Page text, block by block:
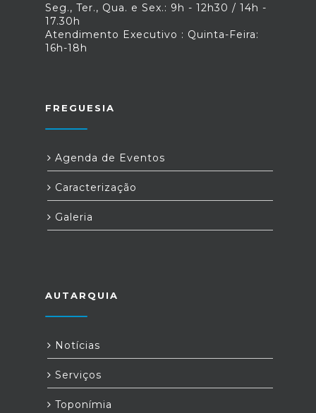
Seg., Ter., Qua. e Sex.: 9h - 12h30 / 14h -
17.30h
Atendimento Executivo : Quinta-Feira:
16h-18h
FREGUESIA
Agenda de Eventos
Caracterização
Galeria
AUTARQUIA
Notícias
Serviços
Toponímia